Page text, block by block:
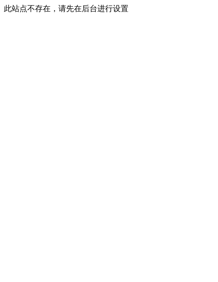
此站点不存在，请先在后台进行设置